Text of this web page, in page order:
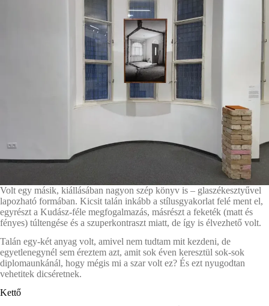
Volt egy másik, kiállásában nagyon szép könyv is – glaszékesztyűvel
lapozható formában. Kicsit talán inkább a stílusgyakorlat felé ment el,
egyrészt a Kudász-féle megfogalmazás, másrészt a feketék (matt és
fényes) túltengése és a szuperkontraszt miatt, de így is élvezhető volt.
Talán egy-két anyag volt, amivel nem tudtam mit kezdeni, de
egyetlenegynél sem éreztem azt, amit sok éven keresztül sok-sok
diplomaunkánál, hogy mégis mi a szar volt ez? És ezt nyugodtan
vehetitek dicséretnek.
Kettő